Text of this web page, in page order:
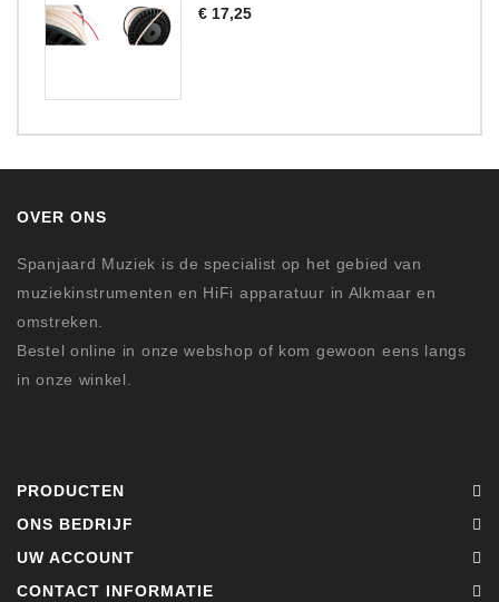
€ 17,25Prijs
OVER ONS
Spanjaard Muziek is de specialist op het gebied van
muziekinstrumenten en HiFi apparatuur in Alkmaar en
omstreken.
Bestel online in onze webshop of kom gewoon eens langs
in onze winkel.
PRODUCTEN
ONS BEDRIJF
UW ACCOUNT
CONTACT INFORMATIE